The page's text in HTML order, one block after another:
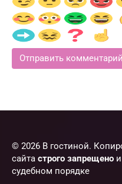
© 2026 В гостиной.
сайта строго запрещено
судебном порядке